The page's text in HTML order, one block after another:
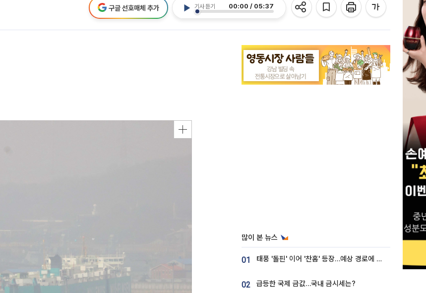
기사 듣기 00:00 / 05:37
구글 선호매체 추가
많이 본 뉴스
01 태풍 '돌핀' 이어 '찬홈' 등장…예상 경로에 한국 '한숨'
02 급등한 국제 금값…국내 금시세는?